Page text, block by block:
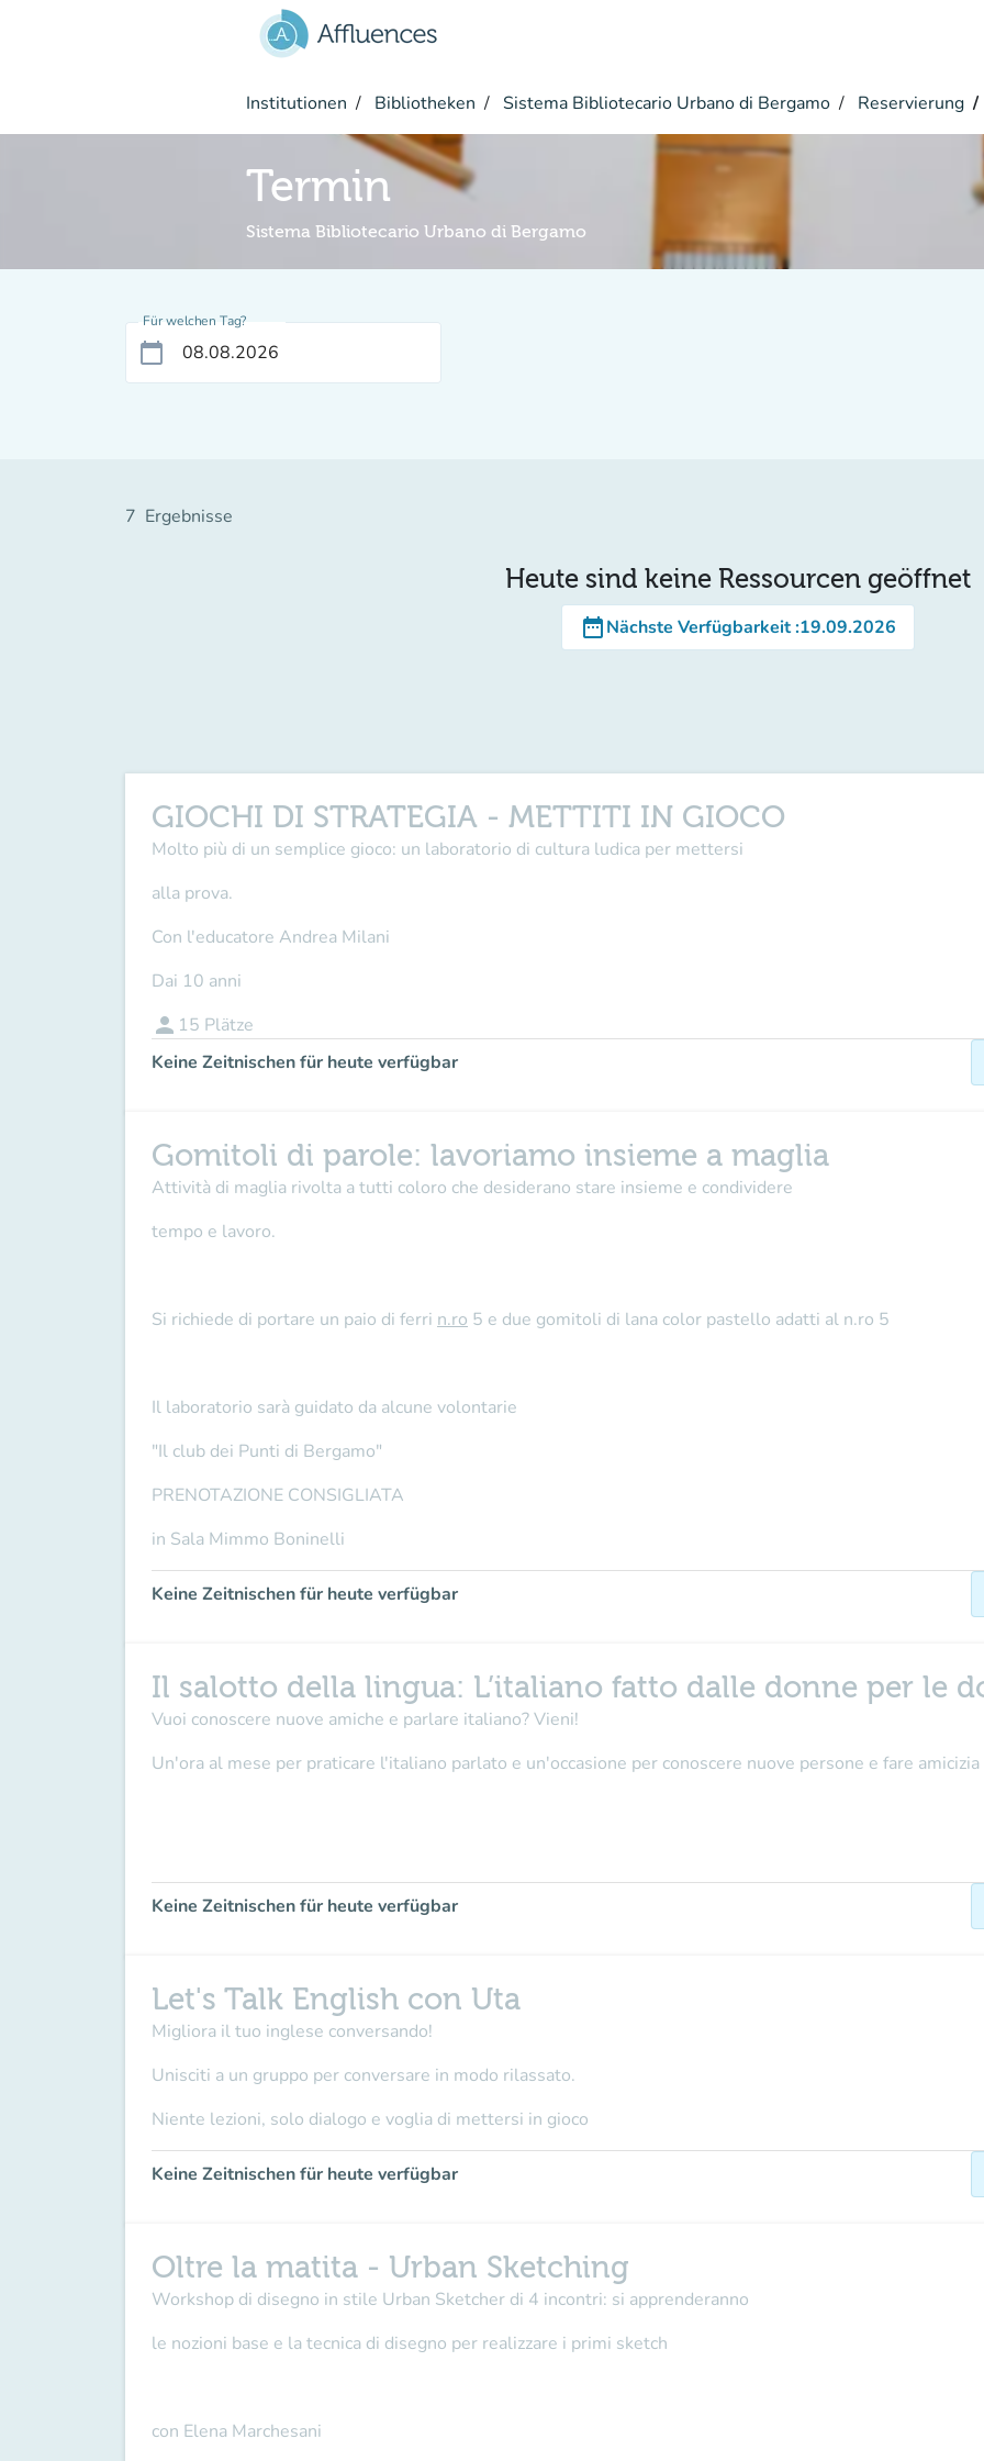
Institutionen Bibliotheken Sistema Bibliotecario Urbano di Bergamo Reservierung
Termin
Sistema Bibliotecario Urbano di Bergamo
Für welchen Tag?
calendar_today
7 Ergebnisse
Heute sind keine Ressourcen geöffnet
date_rangeNächste Verfügbarkeit:19.09.2026
GIOCHI DI STRATEGIA - METTITI IN GIOCO
Molto più di un semplice gioco: un laboratorio di cultura ludica per mettersi
alla prova.
Con l'educatore Andrea Milani
Dai 10 anni
person 15 Plätze
Keine Zeitnischen für heute verfügbar
Gomitoli di parole: lavoriamo insieme a maglia
Attività di maglia rivolta a tutti coloro che desiderano stare insieme e condividere
tempo e lavoro.
Si richiede di portare un paio di ferri n.ro 5 e due gomitoli di lana color pastello adatti al n.ro 5
Il laboratorio sarà guidato da alcune volontarie
"Il club dei Punti di Bergamo"
PRENOTAZIONE CONSIGLIATA
in Sala Mimmo Boninelli
Keine Zeitnischen für heute verfügbar
Il salotto della lingua: L’italiano fatto dalle donne per le
Vuoi conoscere nuove amiche e parlare italiano? Vieni!
Un'ora al mese per praticare l'italiano parlato e un'occasione per conoscere nuove persone e fare
Keine Zeitnischen für heute verfügbar
Let's Talk English con Uta
Migliora il tuo inglese conversando!
Unisciti a un gruppo per conversare in modo rilassato.
Niente lezioni, solo dialogo e voglia di mettersi in gioco
Keine Zeitnischen für heute verfügbar
Oltre la matita - Urban Sketching
Workshop di disegno in stile Urban Sketcher di 4 incontri: si apprenderanno
le nozioni base e la tecnica di disegno per realizzare i primi sketch
con Elena Marchesani